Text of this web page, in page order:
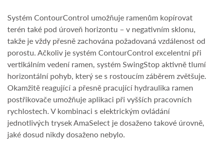
Systém ContourControl umožňuje ramenům kopírovat
terén také pod úroveň horizontu – v negativním sklonu,
takže je vždy přesně zachována požadovaná vzdálenost od
porostu. Ačkoliv je systém ContourControl excelentní při
vertikálním vedení ramen, systém SwingStop aktivně tlumí
horizontální pohyb, který se s rostoucím záběrem zvětšuje.
Okamžitě reagující a přesně pracující hydraulika ramen
postřikovače umožňuje aplikaci při vyšších pracovních
rychlostech. V kombinaci s elektrickým ovládání
jednotlivých trysek AmaSelect je dosaženo takové úrovně,
jaké dosud nikdy dosaženo nebylo.